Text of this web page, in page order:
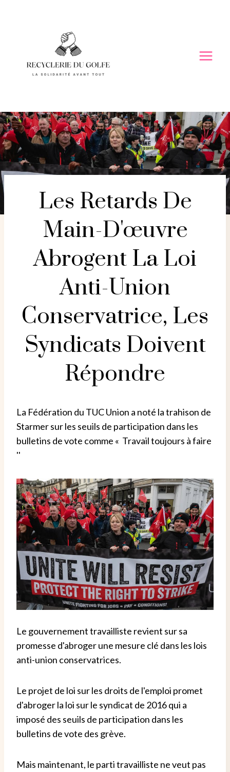
Les Retards De
Main-D'œuvre
Abrogent La Loi
Anti-Union
Conservatrice, Les
Syndicats Doivent
Répondre
La Fédération du TUC Union a noté la trahison de
Starmer sur les seuils de participation dans les
bulletins de vote comme « Travail toujours à faire
''
Le gouvernement travailliste revient sur sa
promesse d'abroger une mesure clé dans les lois
anti-union conservatrices.
Le projet de loi sur les droits de l'emploi promet
d'abroger la loi sur le syndicat de 2016 qui a
imposé des seuils de participation dans les
bulletins de vote des grève.
Mais maintenant, le parti travailliste ne veut pas